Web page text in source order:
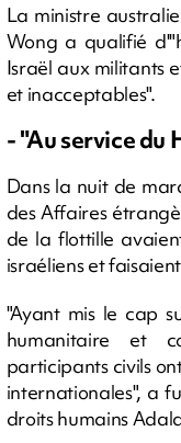
La ministre
Wong a qualifié
Israël aux militants
et inacceptables".
- "Au service du
Dans la nuit de
des Affaires
de la flottille
israéliens et
"Ayant mis le cap
humanitaire et
participants civils
internationales", a
droits humains